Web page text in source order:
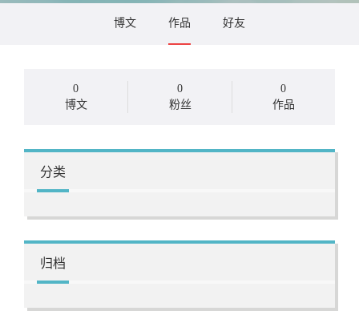
博文 作品 好友
0
博文
0
粉丝
0
作品
分类
归档